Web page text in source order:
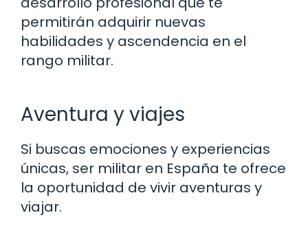
permitirán adquirir nuevas
habilidades y ascendencia en el
rango militar.
Aventura y viajes
Si buscas emociones y experiencias
únicas, ser militar en España te ofrece
la oportunidad de vivir aventuras y
viajar.